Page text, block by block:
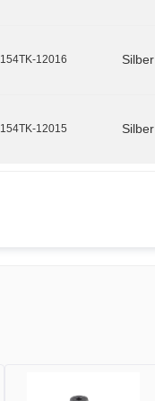
154TK-12016 Silber
154TK-12015 Silber